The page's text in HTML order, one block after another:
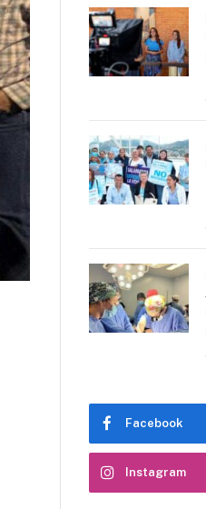
Facebook
Instagram